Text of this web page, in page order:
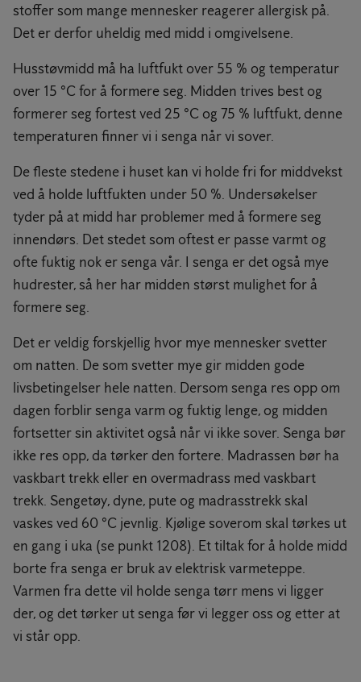
stoffer som mange mennesker reagerer allergisk på.
Det er derfor uheldig med midd i omgivelsene.
Husstøvmidd må ha luftfukt over 55 % og temperatur
over 15 °C for å formere seg. Midden trives best og
formerer seg fortest ved 25 °C og 75 % luftfukt, denne
temperaturen finner vi i senga når vi sover.
De fleste stedene i huset kan vi holde fri for middvekst
ved å holde luftfukten under 50 %. Undersøkelser
tyder på at midd har problemer med å formere seg
innendørs. Det stedet som oftest er passe varmt og
ofte fuktig nok er senga vår. I senga er det også mye
hudrester, så her har midden størst mulighet for å
formere seg.
Det er veldig forskjellig hvor mye mennesker svetter
om natten. De som svetter mye gir midden gode
livsbetingelser hele natten. Dersom senga res opp om
dagen forblir senga varm og fuktig lenge, og midden
fortsetter sin aktivitet også når vi ikke sover. Senga bør
ikke res opp, da tørker den fortere. Madrassen bør ha
vaskbart trekk eller en overmadrass med vaskbart
trekk. Sengetøy, dyne, pute og madrasstrekk skal
vaskes ved 60 °C jevnlig. Kjølige soverom skal tørkes ut
en gang i uka (se punkt 1208). Et tiltak for å holde midd
borte fra senga er bruk av elektrisk varmeteppe.
Varmen fra dette vil holde senga tørr mens vi ligger
der, og det tørker ut senga før vi legger oss og etter at
vi står opp.